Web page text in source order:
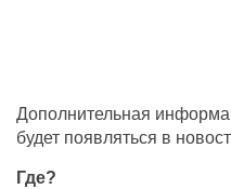
Дополнительная
будет появляться в
Где?